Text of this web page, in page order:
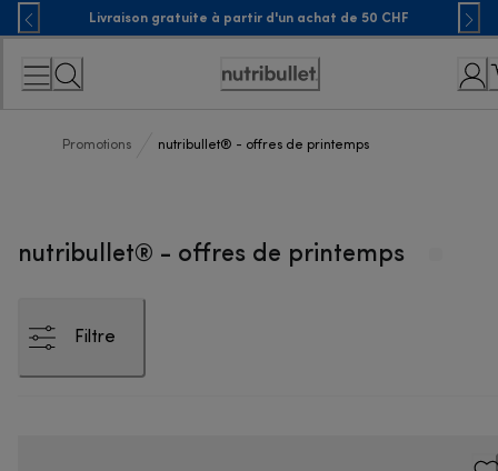
Skip
to
Content
Livraison gratuite à partir d'un achat de 50 CHF
Déclaration
Promotions nutribullet® - offres de printemps
nutribullet® - offres de printemps
Filtre